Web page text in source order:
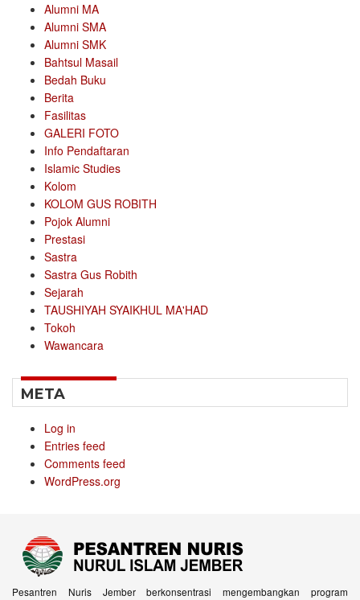
Alumni MA
Alumni SMA
Alumni SMK
Bahtsul Masail
Bedah Buku
Berita
Fasilitas
GALERI FOTO
Info Pendaftaran
Islamic Studies
Kolom
KOLOM GUS ROBITH
Pojok Alumni
Prestasi
Sastra
Sastra Gus Robith
Sejarah
TAUSHIYAH SYAIKHUL MA'HAD
Tokoh
Wawancara
META
Log in
Entries feed
Comments feed
WordPress.org
Pesantren Nuris Jember berkonsentrasi mengembangkan program